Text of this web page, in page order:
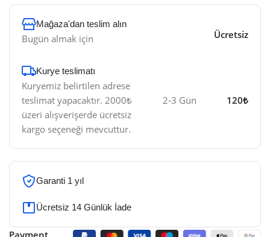
Mağaza'dan teslim alın
Bugün almak için Ücretsiz
Kurye teslimatı​
Kuryemiz belirtilen adrese
teslimat yapacaktır. 2000₺
üzeri alışverişerde ücretsiz
kargo seçeneği mevcuttur.
2-3 Gün 120₺
Garanti 1 yıl
Ücretsiz 14 Günlük İade
Payment